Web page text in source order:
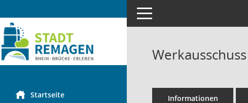
Startseite
Toggle navigation
Informationen